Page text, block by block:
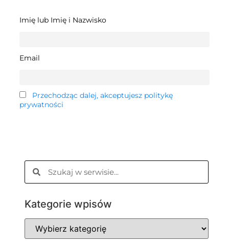
Imię lub Imię i Nazwisko
Email
Przechodząc dalej, akceptujesz politykę
prywatności
Kategorie wpisów